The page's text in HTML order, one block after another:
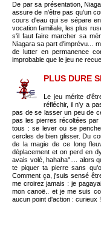
De par sa présentation,
assure de n'être pas qu'un
cours d'eau qui se sépare
vocation familiale, les plus
s'il faut faire marcher sa
Niagara sa part d'imprévu...
de lutter en permanence
improbable que le jeu ne
PLUS DURE
Le jeu mérite
réfléchir, il n'y a
pas de se lasser un peu de
pas les pierres récoltées
tous : se lever ou se
cercles de bien glisser. Du
de la magie de ce long
déplacement et on perd en
avais volé, hahaha".... alors
te piquer ta pierre sans
Comment ça, j'suis sensé
me croirez jamais : je
mon canoë.. et je me suis
aucun point d'action : curieux !